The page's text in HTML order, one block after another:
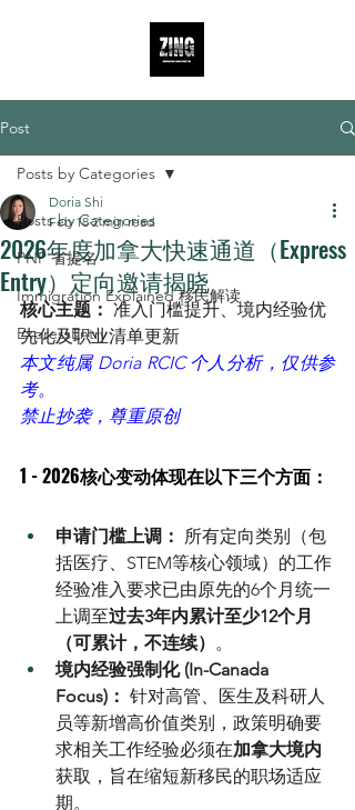
Post
Posts by Categories
PNP 省提名
Immigration Explained 移民解读
ExpressEntry
Posts by Categories
2026年度加拿大快速通道（Express
Entry）定向邀请揭晓
Doria Shi
Feb 18 2 min read
核心主题： 准入门槛提升、境内经验优
先化及职业清单更新
本文纯属 Doria RCIC 个人分析，仅供参
考。
禁止抄袭，尊重原创
1 - 2026核心变动体现在以下三个方面：
申请门槛上调： 所有定向类别（包
括医疗、STEM等核心领域）的工作
经验准入要求已由原先的6个月统一
上调至过去3年内累计至少12个月
（可累计，不连续） 。
境内经验强制化 (In-Canada
Focus)： 针对高管、医生及科研人
员等新增高价值类别，政策明确要
求相关工作经验必须在加拿大境内
获取，旨在缩短新移民的职场适应
期。